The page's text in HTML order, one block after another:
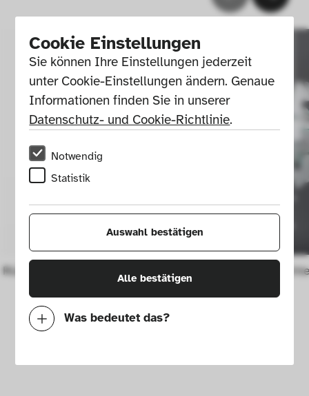
Cookie Einstellungen
Sie können Ihre Einstellungen jederzeit
unter Cookie-Einstellungen ändern. Genaue
Informationen finden Sie in unserer
Datenschutz- und Cookie-Richtlinie.
Notwendig
Statistik
Auswahl bestätigen
Alle bestätigen
Was bedeutet das?
Mit diesen Cookies können wir durch
Rückschlagfreier Schonhammer